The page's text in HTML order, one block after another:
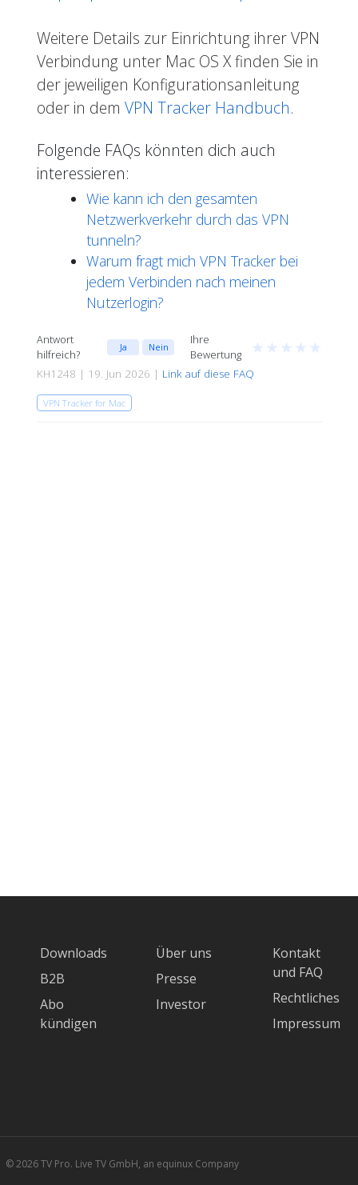
Weitere Details zur Einrichtung ihrer VPN
Verbindung unter Mac OS X finden Sie in
der jeweiligen Konfigurationsanleitung
oder in dem VPN Tracker Handbuch.
Folgende FAQs könnten dich auch
interessieren:
Wie kann ich den gesamten
Netzwerkverkehr durch das VPN
tunneln?
Warum fragt mich VPN Tracker bei
jedem Verbinden nach meinen
Nutzerlogin?
Antwort
hilfreich?
Ja Nein
Ihre
Bewertung
★ ★ ★ ★ ★
KH1248 | 19. Jun 2026 | Link auf diese FAQ
VPN Tracker for Mac
Downloads
B2B
Abo
kündigen
Über uns
Presse
Investor
Kontakt
und FAQ
Rechtliches
Impressum
© 2026 TV Pro. Live TV GmbH, an equinux Company